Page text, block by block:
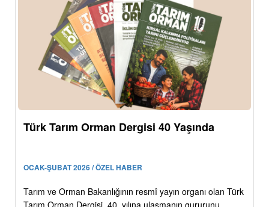
Türk Tarım Orman Dergisi 40 Yaşında
OCAK-ŞUBAT 2026 / ÖZEL HABER
Tarım ve Orman Bakanlığının resmî yayın organı olan Türk
Tarım Orman Dergisi, 40. yılına ulaşmanın gururunu